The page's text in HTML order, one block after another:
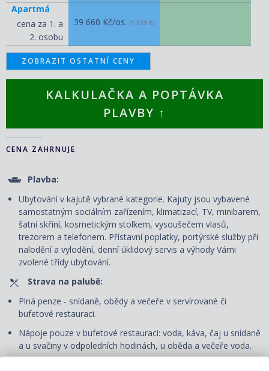
Apartmá
cena za 1. a
2. osobu
39 660 Kč/os. (1 639 €)
ZOBRAZIT OSTATNÍ CENY
KALKULAČKA A POPTÁVKA
PLAVBY ↑
CENA ZAHRNUJE
Plavba:
Ubytování v kajutě vybrané kategorie. Kajuty jsou vybavené
samostatným sociálním zařízením, klimatizací, TV, minibarem,
šatní skříní, kosmetickým stolkem, vysoušečem vlasů,
trezorem a telefonem. Přístavní poplatky, portýrské služby při
nalodění a vylodění, denní úklidový servis a výhody Vámi
zvolené třídy ubytování.
Strava na palubě:
Plná penze - snídaně, obědy a večeře v servírované či
bufetové restauraci.
Nápoje pouze v bufetové restauraci: voda, káva, čaj u snídaně
a u svačiny v odpoledních hodinách, u oběda a večeře voda.